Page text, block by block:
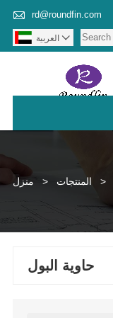
 rd@roundfin.com
العربية 
منزل > المنتجات >
حاوية البول